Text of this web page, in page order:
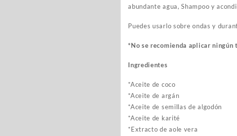
abundante agua, Shampoo y
Puedes usarlo sobre ondas y
*No se recomienda aplicar ningún
Ingredientes
*Aceite de coco
*Aceite de argán
*Aceite de semillas de algodón
*Aceite de karité
*Extracto de aole vera